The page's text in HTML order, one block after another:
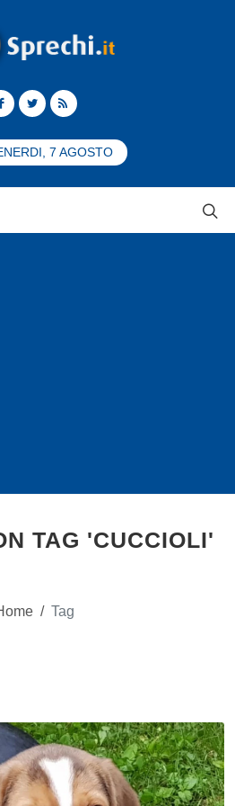
7 AGOSTO
TAG 'CUCCIOLI'
/ Tag